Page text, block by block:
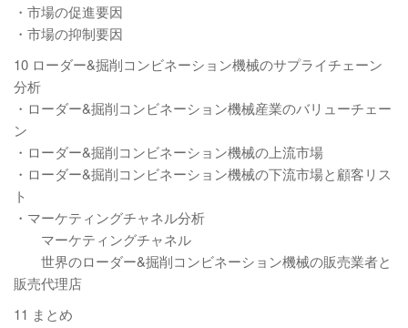
・市場の促進要因
・市場の抑制要因
10 ローダー&掘削コンビネーション機械のサプライチェーン
分析
・ローダー&掘削コンビネーション機械産業のバリューチェー
ン
・ローダー&掘削コンビネーション機械の上流市場
・ローダー&掘削コンビネーション機械の下流市場と顧客リス
ト
・マーケティングチャネル分析
マーケティングチャネル
世界のローダー&掘削コンビネーション機械の販売業者と
販売代理店
11 まとめ